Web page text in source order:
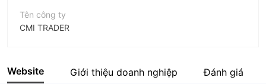
Tên công ty
CMI TRADER
Nhân viên doanh nghiệp
Website Giới thiệu doanh nghiệp Đánh giá